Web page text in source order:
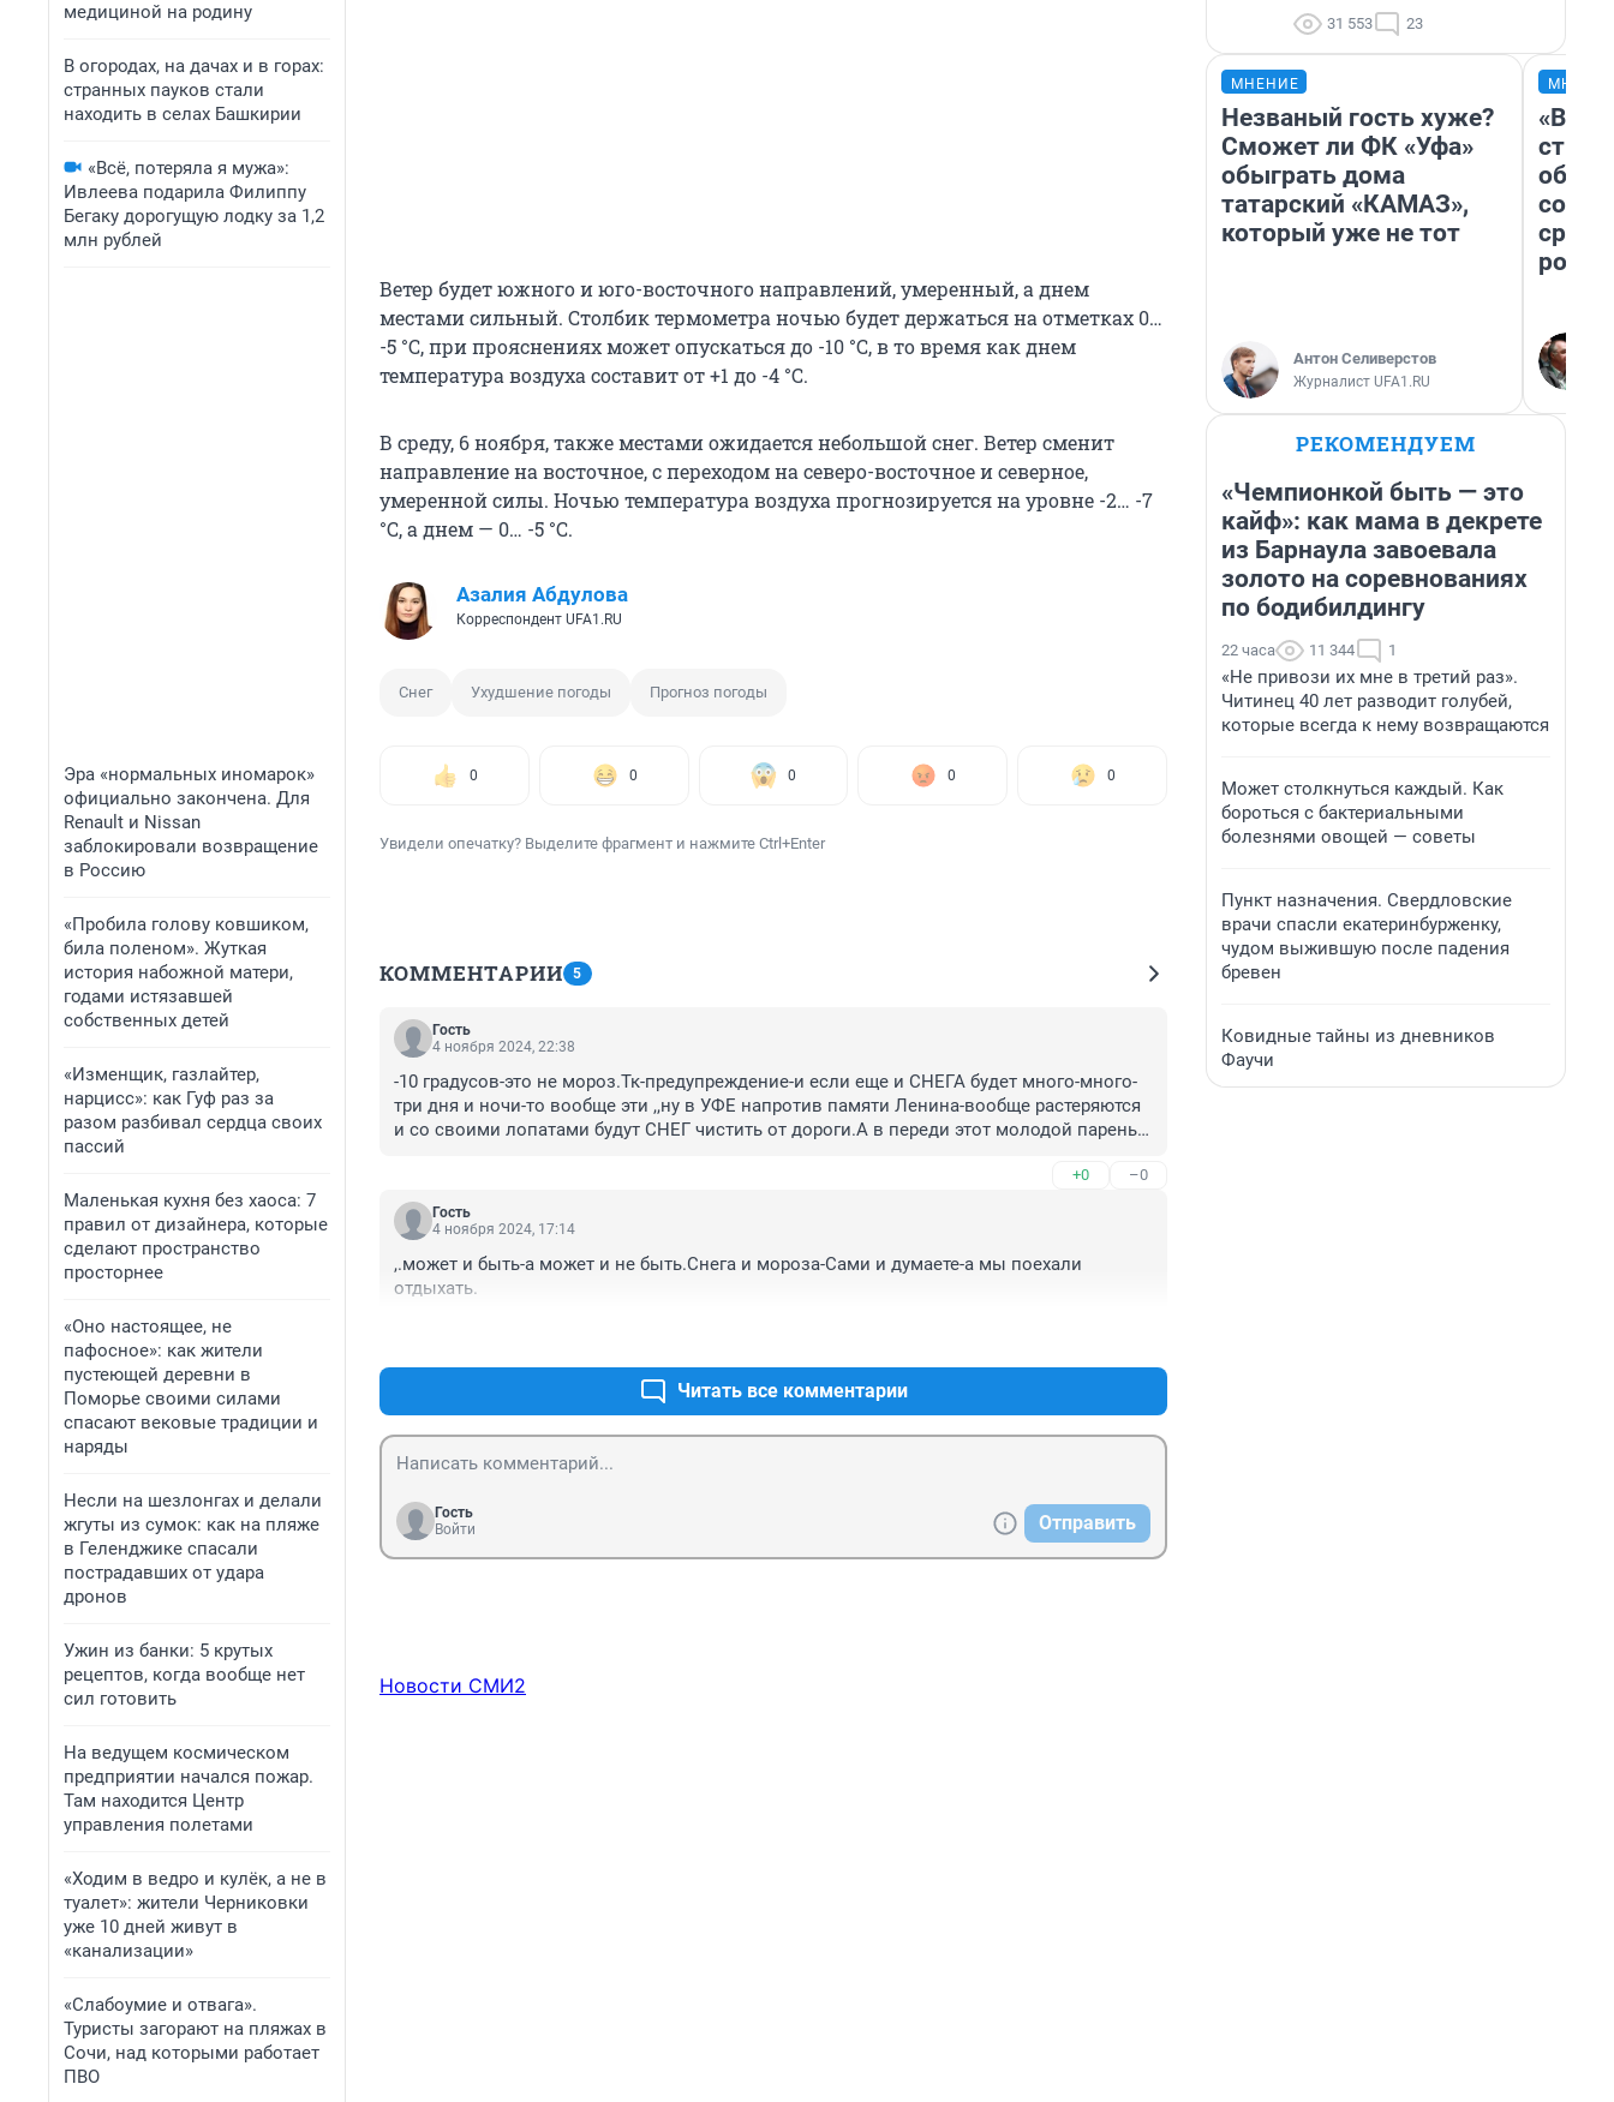
медициной на родину
В огородах, на дачах и в горах:
странных пауков стали
находить в селах Башкирии
«Всё, потеряла я мужа»:
Ивлеева подарила Филиппу
Бегаку дорогущую лодку за 1,2
млн рублей
Эра «нормальных иномарок»
официально закончена. Для
Renault и Nissan
заблокировали возвращение
в Россию
«Пробила голову ковшиком,
била поленом». Жуткая
история набожной матери,
годами истязавшей
собственных детей
«Изменщик, газлайтер,
нарцисс»: как Гуф раз за
разом разбивал сердца своих
пассий
Маленькая кухня без хаоса: 7
правил от дизайнера, которые
сделают пространство
просторнее
«Оно настоящее, не
пафосное»: как жители
пустеющей деревни в
Поморье своими силами
спасают вековые традиции и
наряды
Несли на шезлонгах и делали
жгуты из сумок: как на пляже
в Геленджике спасали
пострадавших от удара
дронов
Ужин из банки: 5 крутых
рецептов, когда вообще нет
сил готовить
На ведущем космическом
предприятии начался пожар.
Там находится Центр
управления полетами
«Ходим в ведро и кулёк, а не в
туалет»: жители Черниковки
уже 10 дней живут в
«канализации»
«Слабоумие и отвага».
Туристы загорают на пляжах в
Сочи, над которыми работает
ПВО
Ветер будет южного и юго-восточного направлений, умеренный, а днем
местами сильный. Столбик термометра ночью будет держаться на отметках 0…
-5 °С, при прояснениях может опускаться до -10 °С, в то время как днем
температура воздуха составит от +1 до -4 °С.
В среду, 6 ноября, также местами ожидается небольшой снег. Ветер сменит
направление на восточное, с переходом на северо-восточное и северное,
умеренной силы. Ночью температура воздуха прогнозируется на уровне -2… -7
°С, а днем — 0… -5 °С.
Азалия Абдулова
Корреспондент UFA1.RU
Снег Ухудшение погоды Прогноз погоды
0 0 0 0 0
Увидели опечатку? Выделите фрагмент и нажмите Ctrl+Enter
КОММЕНТАРИИ 5
Гость
4 ноября 2024, 22:38
-10 градусов-это не мороз.Тк-предупреждение-и если еще и СНЕГА будет много-много-
три дня и ночи-то вообще эти ,,ну в УФЕ напротив памяти Ленина-вообще растеряются
и со своими лопатами будут СНЕГ чистить от дороги.А в переди этот молодой парень
+0 –0
Гость
4 ноября 2024, 17:14
,.может и быть-а может и не быть.Снега и мороза-Сами и думаете-а мы поехали
отдыхать.
Читать все комментарии
Гость
Войти
Отправить
Новости СМИ2
31 553 23
МНЕНИЕ
Незваный гость хуже?
Сможет ли ФК «Уфа»
обыграть дома
татарский «КАМАЗ»,
который уже не тот
Антон Селиверстов
Журналист UFA1.RU
«В
РЕКОМЕНДУЕМ
«Чемпионкой быть — это
кайф»: как мама в декрете
из Барнаула завоевала
золото на соревнованиях
по бодибилдингу
22 часа 11 344 1
«Не привози их мне в третий раз».
Читинец 40 лет разводит голубей,
которые всегда к нему возвращаются
Может столкнуться каждый. Как
бороться с бактериальными
болезнями овощей — советы
Пункт назначения. Свердловские
врачи спасли екатеринбурженку,
чудом выжившую после падения
бревен
Ковидные тайны из дневников
Фаучи